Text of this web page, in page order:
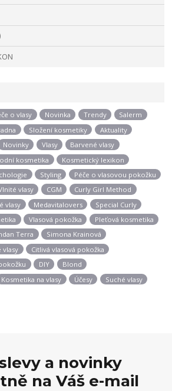
o vlasy Novinka Trendy
Salerm
Složení kosmetiky
Aktuality
Novinky Vlasy
Barvené vlasy
kosmetika
Kosmetický lexikon
Styling
Péče o vlasovou pokožku
vlasy CGM
Curly Girl Method
vlasy Medavitalovers
Special Curly
Vlasová pokožka
Pleťová kosmetika
Terra
Simona Krainová
vlasy
Citlivá vlasová pokožka
DIY
Blond
Kosmetika na vlasy Účesy
Suché vlasy
a novinky
na Váš e-mail